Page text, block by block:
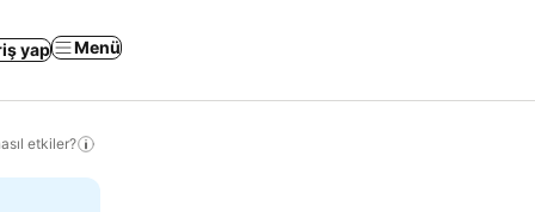
yap Menü
etkiler?